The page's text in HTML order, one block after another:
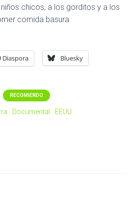
chicos, a los gorditos y a los
comida basura.
Diaspora Bluesky
RECOMIENDO
Documental EEUU